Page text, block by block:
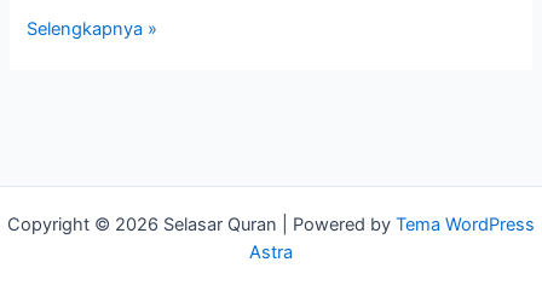
Selengkapnya »
Copyright © 2026 Selasar Quran | Powered by Tema WordPress
Astra